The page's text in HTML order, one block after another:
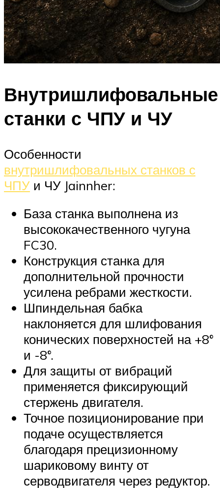
Внутришлифовальные
станки с ЧПУ и ЧУ
Особенности
внутришлифовальных станков с
ЧПУ и ЧУ Jainnher:
База станка выполнена из
высококачественного чугуна
FC30.
Конструкция станка для
дополнительной прочности
усилена ребрами жесткости.
Шпиндельная бабка
наклоняется для шлифования
конических поверхностей на +8°
и -8°.
Для защиты от вибраций
применяется фиксирующий
стержень двигателя.
Точное позиционирование при
подаче осуществляется
благодаря прецизионному
шариковому винту от
серводвигателя через редуктор.